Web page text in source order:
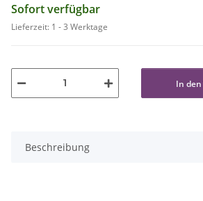
Sofort verfügbar
Lieferzeit: 1 - 3 Werktage
In
Beschreibung